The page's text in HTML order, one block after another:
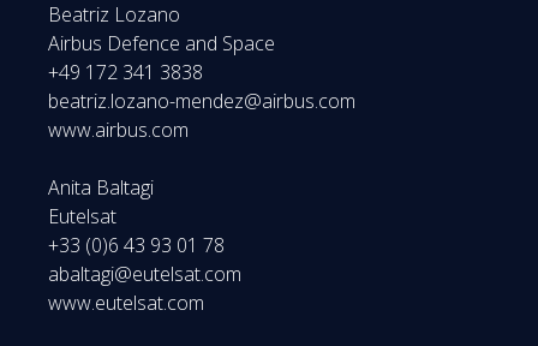
Beatriz Lozano
Airbus Defence and Space
+49 172 341 3838
beatriz.lozano-mendez@airbus.com
www.airbus.com
Anita Baltagi
Eutelsat
+33 (0)6 43 93 01 78
abaltagi@eutelsat.com
www.eutelsat.com